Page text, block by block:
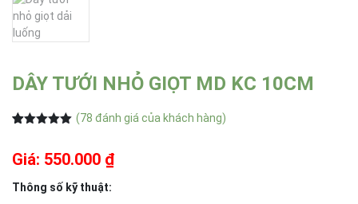
DÂY TƯỚI NHỎ GIỌT MD KC 10CM
đánh giá
(78 đánh giá của khách hàng)
Giá: 550.000 ₫
Thông số kỹ thuật: